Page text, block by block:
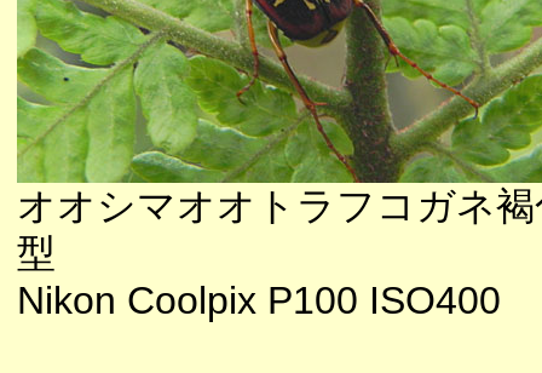
オオシマオオトラフコガネ
型
Nikon Coolpix P100 ISO400